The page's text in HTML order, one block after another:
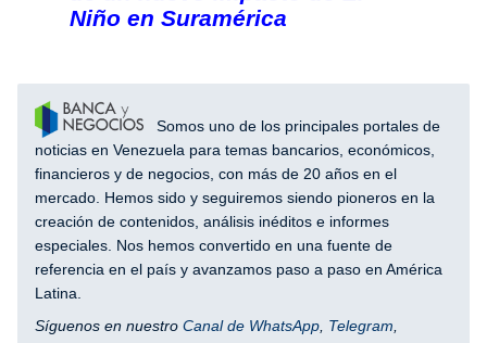
Niño en Suramérica
Somos uno de los principales portales de
noticias en Venezuela para temas bancarios, económicos,
financieros y de negocios, con más de 20 años en el
mercado. Hemos sido y seguiremos siendo pioneros en la
creación de contenidos, análisis inéditos e informes
especiales. Nos hemos convertido en una fuente de
referencia en el país y avanzamos paso a paso en América
Latina.
Síguenos en nuestro Canal de WhatsApp Telegram